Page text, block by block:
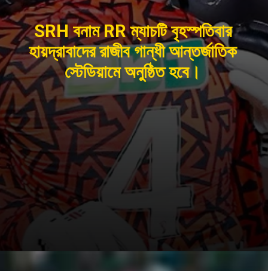
SRH বনাম RR ম্যাচটি বৃহস্পতিবার
হায়দ্রাবাদের রাজীব গান্ধী আন্তর্জাতিক
স্টেডিয়ামে অনুষ্ঠিত হবে।